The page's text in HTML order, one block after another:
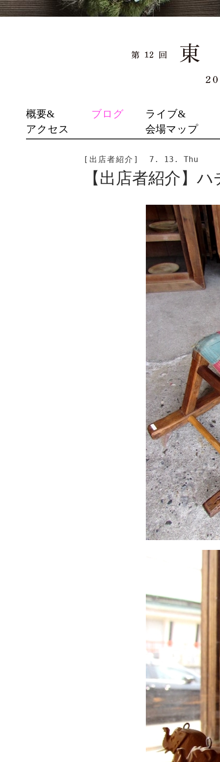
SKIP
TO
CONTENT
概要&
アクセス
ブログ
ライブ&
会場マップ
[出店者紹介] 7. 13. Thu
【出店者紹介】